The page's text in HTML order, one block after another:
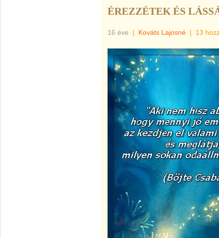
ÉREZZÉTEK ÉS
16 éve | Kováts Lajosné | 13